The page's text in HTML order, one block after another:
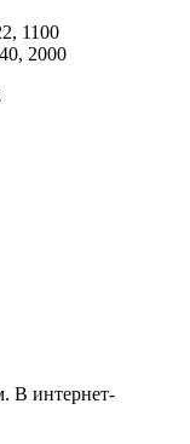
1100
2000
В интернет-